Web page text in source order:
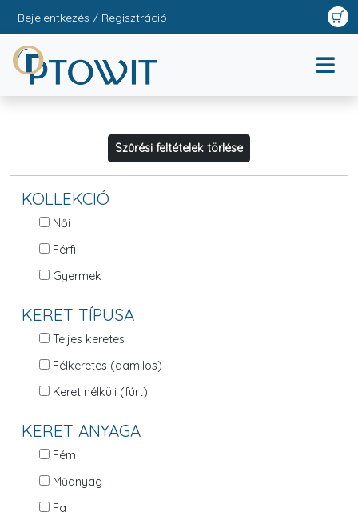
Bejelentkezés / Regisztráció
Szűrési feltételek törlése
KOLLEKCIÓ
Női
Férfi
Gyermek
KERET TÍPUSA
Teljes keretes
Félkeretes (damilos)
Keret nélküli (fúrt)
KERET ANYAGA
Fém
Műanyag
Fa